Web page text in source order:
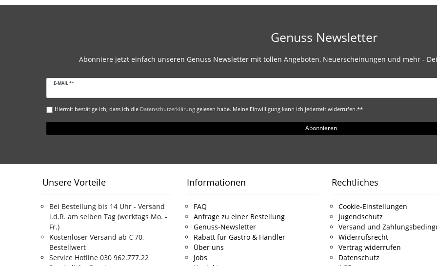
Genuss Newsletter
Abonniere jetzt einfach unseren Genuss Newsletter mit tollen Angeboten, Neuerscheinungen und mehr -
E-MAIL **
Newsletter
Hiermit bestätige ich, dass ich die Daten­schutz­erklärung gelesen habe. Meine Einwilligung kann ich jederzeit widerrufen.**
Abonnieren
Unsere Vorteile
Bei Bestellung bis 14 Uhr - Versand
i.d.R. am selben Tag (werktags Mo. -
Fr.)
Kostenloser Versand ab € 70,-
Bestellwert
Service Hotline 030 962.777.22
Informationen
FAQ
Anfrage zu einer Bestellung
Genuss-Newsletter
Rabatt für Gastro & Händler
Über uns
Jobs
Rechtliches
Cookie-Einstellungen
Jugendschutz
Versand und
Widerrufsrecht
Vertrag widerrufen
Datenschutz